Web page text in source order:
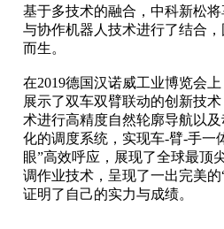
基于多技术的融合，中科新松
与协作机器人技术进行了结合
而生。
在2019德国汉诺威工业博览会
展示了双车双臂联动的创新技
术进行高精度自然轮廓导航以
化的调度系统，实现车-臂-手一
眼”高效呼应，展现了全球最顶
调作业技术，呈现了一出完美
证明了自己的实力与成绩。